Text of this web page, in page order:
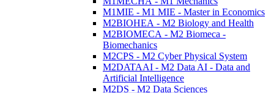
M1MIE - M1 MIE - Master in Economics
M2BIOHEA - M2 Biology and Health
M2BIOMECA - M2 Biomeca -
Biomechanics
M2CPS - M2 Cyber Physical System
M2DATAAI - M2 Data AI - Data and
Artificial Intelligence
M2DS - M2 Data Sciences